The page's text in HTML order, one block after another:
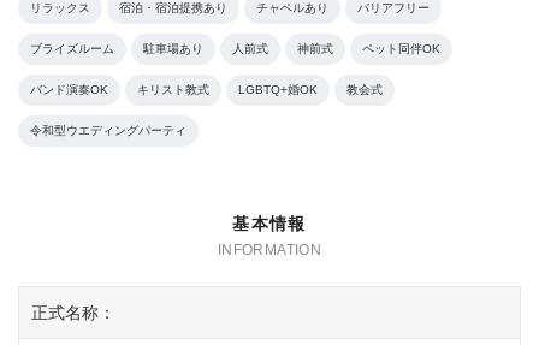
リラックス 宿泊・宿泊提携あり チャペルあり バリアフリー
ブライズルーム 駐車場あり 人前式 神前式 ペット同伴OK
バンド演奏OK キリスト教式 LGBTQ+婚OK 教会式
令和型ウエディングパーティ
基本情報
正式名称：